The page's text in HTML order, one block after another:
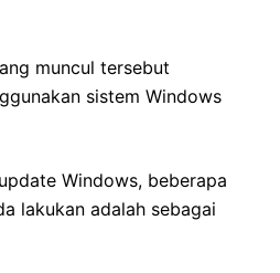
muncul tersebut
sistem Windows
Windows, beberapa
lakukan adalah sebagai